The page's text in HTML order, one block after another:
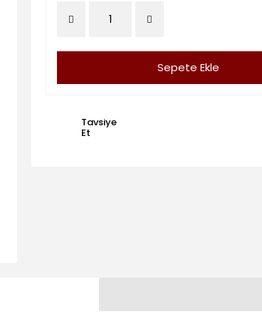
Sepete Ekle
Tavsiye
Et